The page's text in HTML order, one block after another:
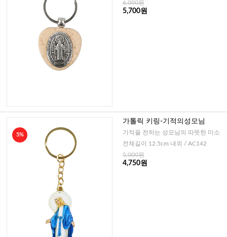
6,000원
5,700원
5%
가톨릭 키링-기적의성모님
기적을 전하는 성모님의 따뜻한 미소
전체길이 12.5cm 내외 / AC142
5,000원
4,750원